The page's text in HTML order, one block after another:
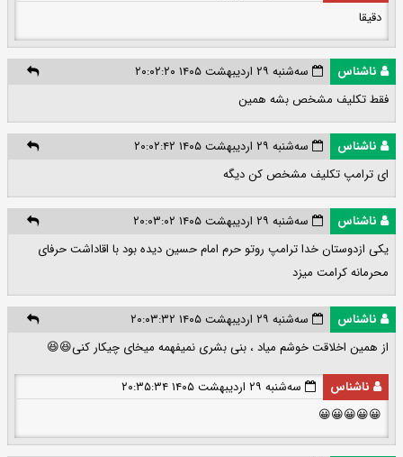
دقیقا
ناشناس
سه‌شنبه ۲۹ اردیبهشت ۱۴۰۵ ۲۰:۰۲:۲۰
فقط تکلیف مشخص بشه همین
ناشناس
سه‌شنبه ۲۹ اردیبهشت ۱۴۰۵ ۲۰:۰۲:۴۲
ای ترامپ تکلیف مشخص کن دیگه
ناشناس
سه‌شنبه ۲۹ اردیبهشت ۱۴۰۵ ۲۰:۰۳:۰۲
یکی ازدوستان خدا ترامپ روتو حرم امام حسین دیده بود با اقاداشت حرفای
محرمانه کرامت میزد
ناشناس
سه‌شنبه ۲۹ اردیبهشت ۱۴۰۵ ۲۰:۰۳:۳۲
از همین اخلاقت خوشم میاد ، بنی بشری نمیفهمه میخای چیکار ‌کنی😆😆
ناشناس
سه‌شنبه ۲۹ اردیبهشت ۱۴۰۵ ۲۰:۳۵:۳۴
😀😀😀😀😀